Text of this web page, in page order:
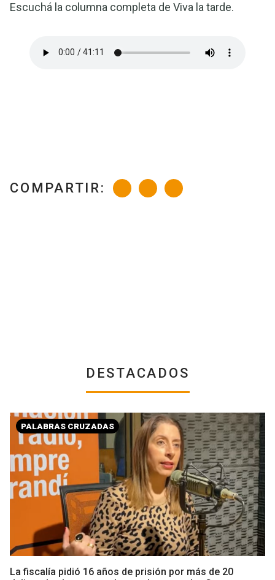
Escuchá la columna completa de Viva la tarde.
COMPARTIR:
DESTACADOS
PALABRAS CRUZADAS
La fiscalía pidió 16 años de prisión por más de 20